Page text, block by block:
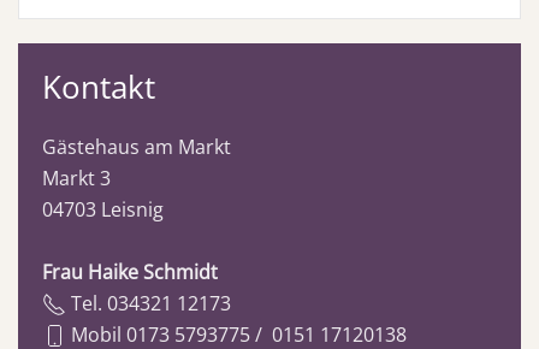
Kontakt
Gästehaus am Markt
Markt 3
04703 Leisnig
Frau Haike Schmidt
Tel. 034321 12173
Mobil 0173 5793775 / 0151 17120138